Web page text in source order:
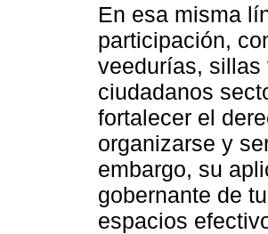
En esa misma
participación,
veedurías,
ciudadanos
fortalecer el
organizarse y
embargo, su
gobernante de
espacios